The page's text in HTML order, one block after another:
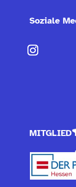
Soziale
MITGLIED